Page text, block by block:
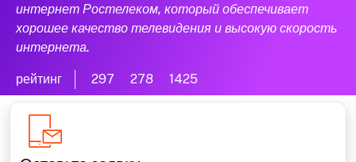
интернет Ростелеком, который обеспечивает
хорошее качество телевидения и высокую скорость
интернета.
рейтинг 297 278 1425